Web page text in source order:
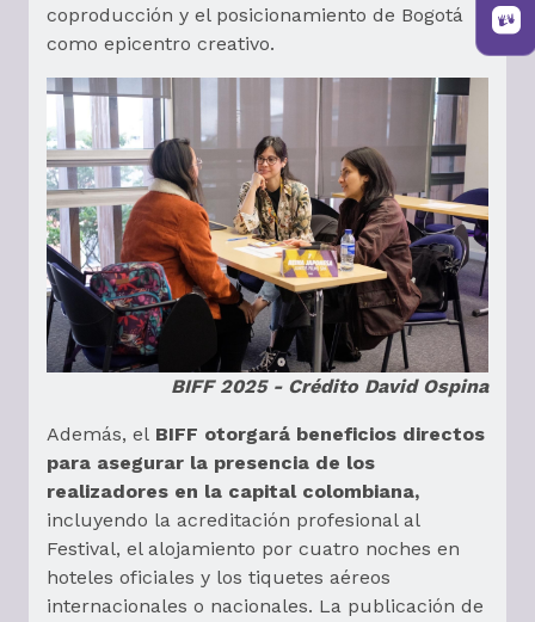
coproducción y el posicionamiento de Bogotá
como epicentro creativo.
BIFF 2025 - Crédito David Ospina
Además, el BIFF otorgará beneficios directos
para asegurar la presencia de los
realizadores en la capital colombiana,
incluyendo la acreditación profesional al
Festival, el alojamiento por cuatro noches en
hoteles oficiales y los tiquetes aéreos
internacionales o nacionales. La publicación de